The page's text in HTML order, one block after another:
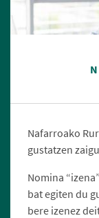
Nafarroako
gustatzen
Nomina
bat egiten du
bere izenez